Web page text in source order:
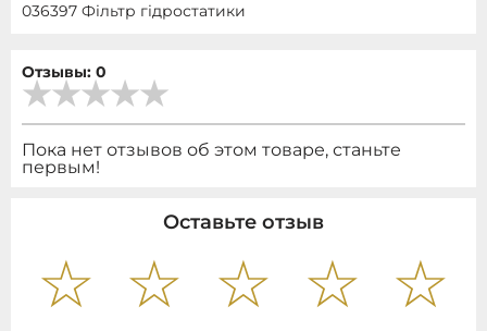
036397 Фільтр гідростатики
Отзывы: 0
Пока нет отзывов об этом товаре, станьте
первым!
Оставьте отзыв